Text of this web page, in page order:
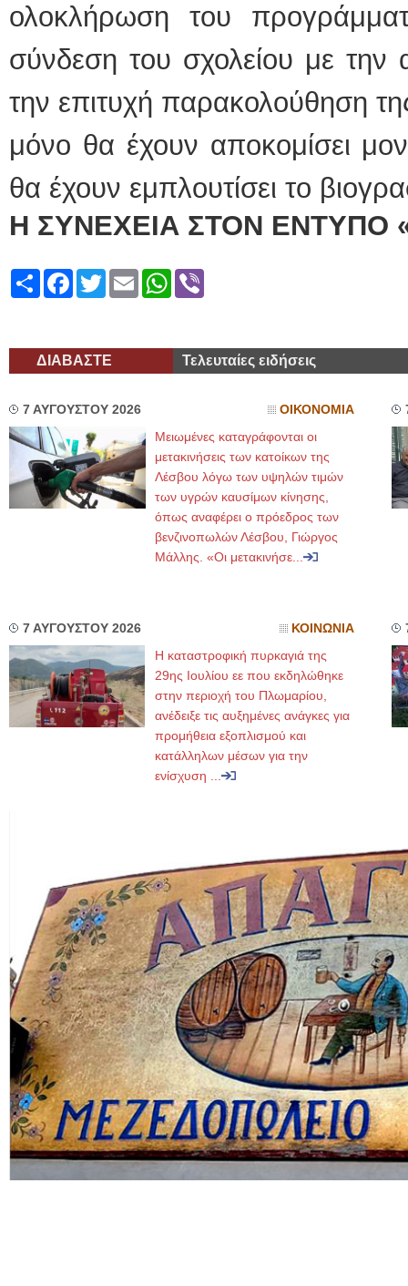
ολοκλήρωση του
σύνδεση του σχολείου με
την επιτυχή παρακολούθηση
μόνο θα έχουν αποκομίσει
θα έχουν εμπλουτίσει το
Η ΣΥΝΕΧΕΙΑ ΣΤΟΝ ΕΝΤΥΠΟ
ShareFacebook
TwitterEmailWhatsApp
ΔΙΑΒΑΣΤΕ Τελευταίες ειδήσεις
7 ΑΥΓΟΥΣΤΟΥ 2026 ΟΙΚΟΝΟΜΙΑ
Μειωμένες καταγράφονται οι
μετακινήσεις των κατοίκων της
Λέσβου λόγω των υψηλών τιμών
των υγρών καυσίμων κίνησης,
όπως αναφέρει ο πρόεδρος των
βενζινοπωλών Λέσβου, Γιώργος
Μάλλης. «Οι μετακινήσε...
7 ΑΥΓΟΥΣΤΟΥ 2026 ΚΟΙΝΩΝΙΑ
Η καταστροφική πυρκαγιά της
29ης Ιουλίου εε που εκδηλώθηκε
στην περιοχή του Πλωμαρίου,
ανέδειξε τις αυξημένες ανάγκες για
προμήθεια εξοπλισμού και
κατάλληλων μέσων για την
ενίσχυση ...